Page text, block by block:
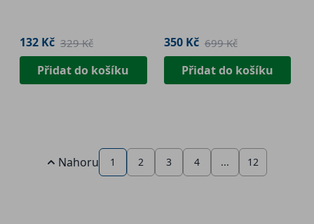
132 Kč 329 Kč
Přidat do košíku
350 Kč 699 Kč
Přidat do košíku
Nahoru 1 2 3 4 ... 12